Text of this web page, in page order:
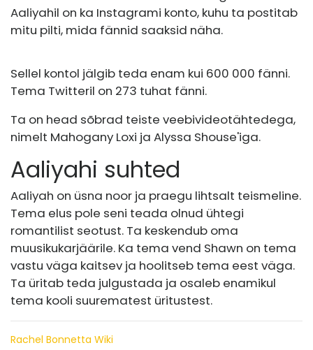
Aaliyahil on ka Instagrami konto, kuhu ta postitab
mitu pilti, mida fännid saaksid näha.
Sellel kontol jälgib teda enam kui 600 000 fänni.
Tema Twitteril on 273 tuhat fänni.
Ta on head sõbrad teiste veebivideotähtedega,
nimelt Mahogany Loxi ja Alyssa Shouse'iga.
Aaliyahi suhted
Aaliyah on üsna noor ja praegu lihtsalt teismeline.
Tema elus pole seni teada olnud ühtegi
romantilist seotust. Ta keskendub oma
muusikukarjäärile. Ka tema vend Shawn on tema
vastu väga kaitsev ja hoolitseb tema eest väga.
Ta üritab teda julgustada ja osaleb enamikul
tema kooli suurematest üritustest.
Rachel Bonnetta Wiki